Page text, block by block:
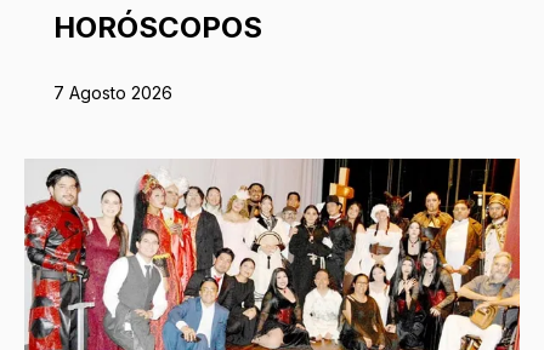
HORÓSCOPOS
7 Agosto 2026